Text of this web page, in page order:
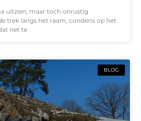
uitzien, maar toch onrustig
trek langs het raam, condens op het
net te
BLOG